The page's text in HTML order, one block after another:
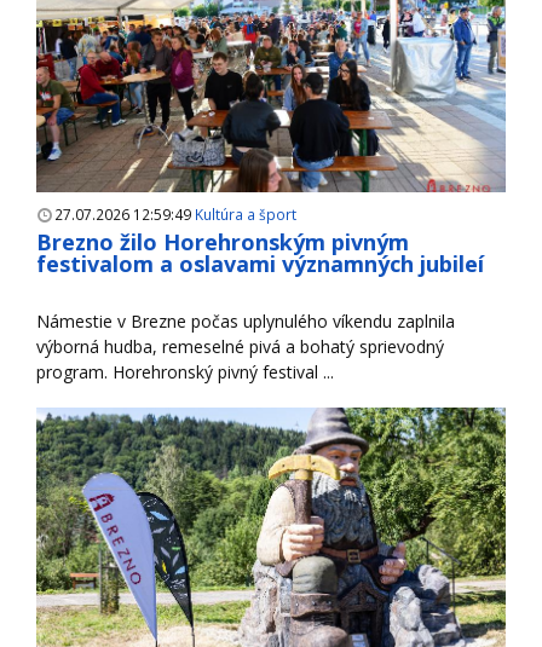
27.07.2026 12:59:49 Kultúra a šport
Brezno žilo Horehronským pivným
festivalom a oslavami významných jubileí
Námestie v Brezne počas uplynulého víkendu zaplnila
výborná hudba, remeselné pivá a bohatý sprievodný
program. Horehronský pivný festival ...